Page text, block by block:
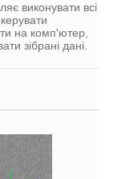
виконувати всі
на комп'ютер,
зібрані дані.